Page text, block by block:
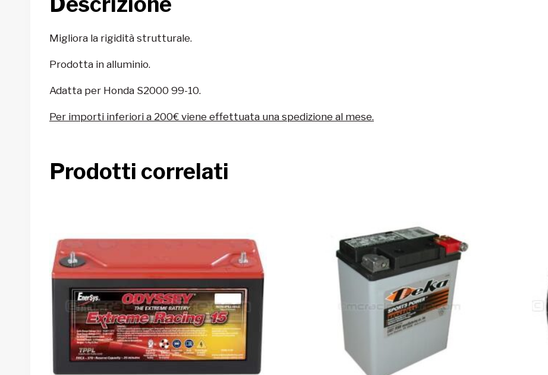
Migliora la rigidità strutturale.
Prodotta in alluminio.
Adatta per Honda S2000 99-10.
Per importi inferiori a 200€ viene effettuata una spedizione al mese.
Prodotti correlati